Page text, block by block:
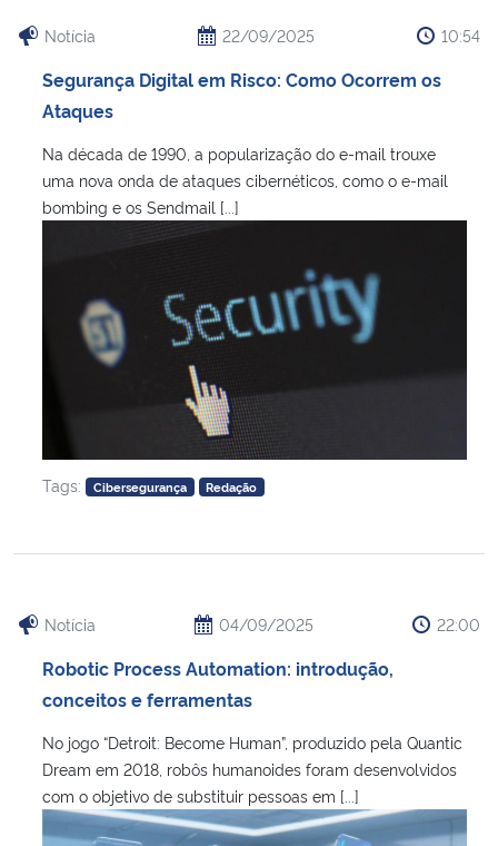
Notícia 22/09/2025 10:54
Segurança Digital em Risco: Como Ocorrem os
Ataques
Na década de 1990, a popularização do e-mail trouxe
uma nova onda de ataques cibernéticos, como o e-mail
bombing e os Sendmail [...]
Tags: Cibersegurança Redação
Notícia 04/09/2025 22:00
Robotic Process Automation: introdução,
conceitos e ferramentas
No jogo “Detroit: Become Human”, produzido pela Quantic
Dream em 2018, robôs humanoides foram desenvolvidos
com o objetivo de substituir pessoas em [...]